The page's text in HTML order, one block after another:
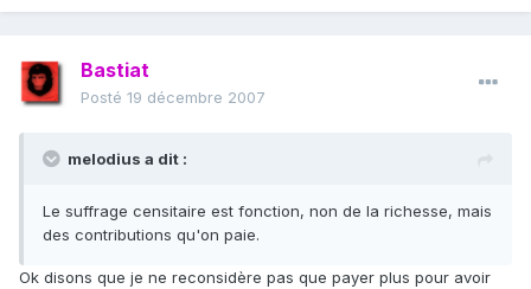
Bastiat
Posté 19 décembre 2007
melodius a dit :
Le suffrage censitaire est fonction, non de la richesse, mais
des contributions qu'on paie.
Ok disons que je ne reconsidère pas que payer plus pour avoir